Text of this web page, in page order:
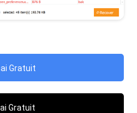
Gratuit
Gratuit